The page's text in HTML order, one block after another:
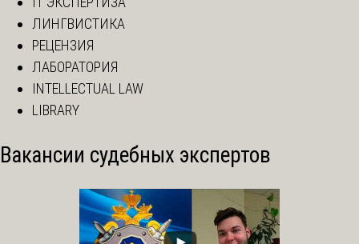
ЛИНГВИСТИКА
РЕЦЕНЗИЯ
ЛАБОРАТОРИЯ
INTELLECTUAL LAW
LIBRARY
Вакансии судебных экспертов